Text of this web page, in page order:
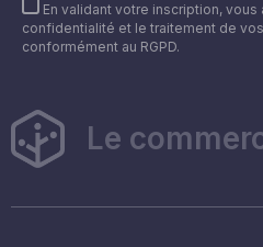
En validant votre inscription,
confidentialité et le traitement de
conformément au RGPD.
Le